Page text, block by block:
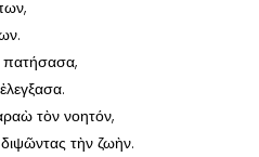
πατήσασα,
τὸν νοητόν,
τὴν ζωὴν.